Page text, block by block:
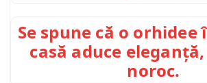
Se spune că o
casă aduce
noroc.